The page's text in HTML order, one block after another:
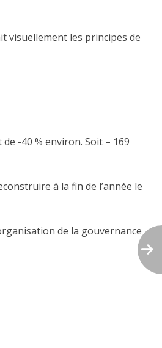
visuellement les principes de
-40 % environ. Soit – 169
à la fin de l’année le
de la gouvernance